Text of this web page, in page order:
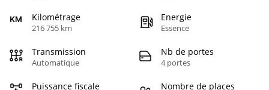
Kilométrage
216 755 km
Energie
Essence
Transmission
Automatique
Nb de portes
4 portes
Puissance fiscale Nombre de places